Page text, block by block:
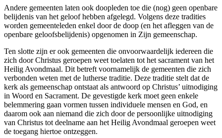
Andere gemeenten laten ook doopleden toe die (nog) geen openbare
belijdenis van het geloof hebben afgelegd. Volgens deze tradities
worden gemeenteleden enkel door de doop (en het afleggen van de
openbare geloofsbelijdenis) opgenomen in Zijn gemeenschap.
Ten slotte zijn er ook gemeenten die onvoorwaardelijk iedereen die
zich door Christus geroepen weet toelaten tot het sacrament van het
Heilig Avondmaal. Dit betreft voornamelijk de gemeenten die zich
verbonden weten met de lutherse traditie. Deze traditie stelt dat de
kerk als gemeenschap ontstaat als antwoord op Christus’ uitnodiging
in Woord en Sacrament. De gevestigde kerk moet geen enkele
belemmering gaan vormen tussen individuele mensen en God, en
daarom ook aan niemand die zich door de persoonlijke uitnodiging
van Christus tot deelname aan het Heilig Avondmaal geroepen weet
de toegang hiertoe ontzeggen.